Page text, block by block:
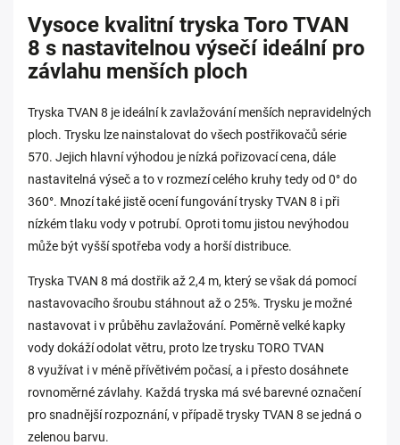
Vysoce kvalitní tryska Toro TVAN
8 s nastavitelnou výsečí ideální pro
závlahu menších ploch
Tryska TVAN 8 je ideální k zavlažování menších nepravidelných
ploch. Trysku lze nainstalovat do všech postřikovačů série
570. Jejich hlavní výhodou je nízká pořizovací cena, dále
nastavitelná výseč a to v rozmezí celého kruhy tedy od 0° do
360°. Mnozí také jistě ocení fungování trysky TVAN 8 i při
nízkém tlaku vody v potrubí. Oproti tomu jistou nevýhodou
může být vyšší spotřeba vody a horší distribuce.
Tryska TVAN 8 má dostřik až 2,4 m, který se však dá pomocí
nastavovacího šroubu stáhnout až o 25%. Trysku je možné
nastavovat i v průběhu zavlažování. Poměrně velké kapky
vody dokáží odolat větru, proto lze trysku TORO TVAN
8 využívat i v méně přívětivém počasí, a i přesto dosáhnete
rovnoměrné závlahy. Každá tryska má své barevné označení
pro snadnější rozpoznání, v případě trysky TVAN 8 se jedná o
zelenou barvu.